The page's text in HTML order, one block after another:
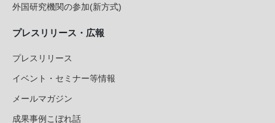
外国研究機関の参加(新方式)
プレスリリース・広報
プレスリリース
イベント・セミナー等情報
メールマガジン
成果事例こぼれ話